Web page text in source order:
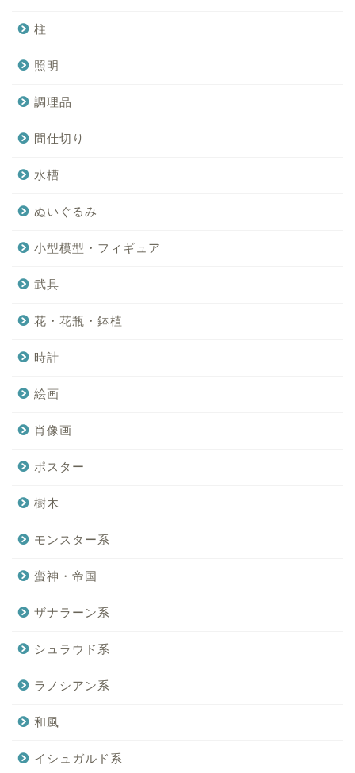
柱
照明
調理品
間仕切り
水槽
ぬいぐるみ
小型模型・フィギュア
武具
花・花瓶・鉢植
時計
絵画
肖像画
ポスター
樹木
モンスター系
蛮神・帝国
ザナラーン系
シュラウド系
ラノシアン系
和風
イシュガルド系